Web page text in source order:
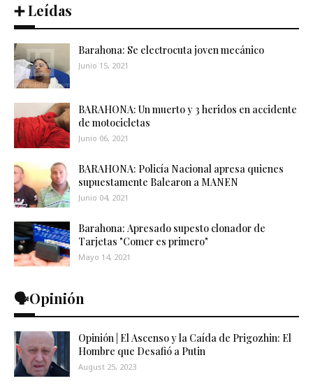
➕ Leídas
Barahona: Se electrocuta joven mecánico
Junio 15, 2021
BARAHONA: Un muerto y 3 heridos en accidente
de motocicletas
Junio 06, 2021
BARAHONA: Policía Nacional apresa quienes
supuestamente Balearon a MANEN
Junio 04, 2021
Barahona: Apresado supesto clonador de
Tarjetas "Comer es primero"
Mayo 14, 2021
🗣️Opinión
Opinión | El Ascenso y la Caída de Prigozhin: El
Hombre que Desafió a Putin
August 25, 2023